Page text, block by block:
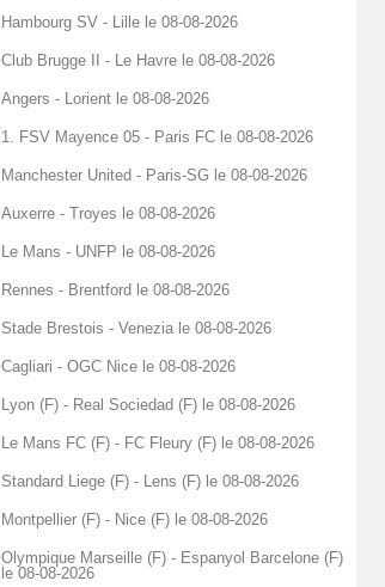
Hambourg SV - Lille le 08-08-2026
Club Brugge II - Le Havre le 08-08-2026
Angers - Lorient le 08-08-2026
1. FSV Mayence 05 - Paris FC le 08-08-2026
Manchester United - Paris-SG le 08-08-2026
Auxerre - Troyes le 08-08-2026
Le Mans - UNFP le 08-08-2026
Rennes - Brentford le 08-08-2026
Stade Brestois - Venezia le 08-08-2026
Cagliari - OGC Nice le 08-08-2026
Lyon (F) - Real Sociedad (F) le 08-08-2026
Le Mans FC (F) - FC Fleury (F) le 08-08-2026
Standard Liege (F) - Lens (F) le 08-08-2026
Montpellier (F) - Nice (F) le 08-08-2026
Olympique Marseille (F) - Espanyol Barcelone (F)
le 08-08-2026